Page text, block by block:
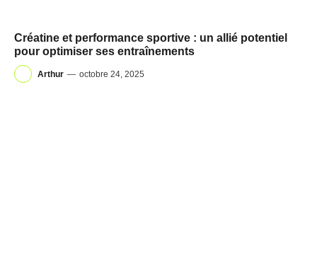
Créatine et performance sportive : un allié potentiel
pour optimiser ses entraînements
Arthur — octobre 24, 2025